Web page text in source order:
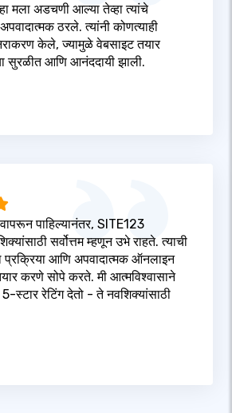
मला अडचणी आल्या तेव्हा त्यांचे
ठरले. त्यांनी कोणत्याही
केले, ज्यामुळे वेबसाइट तयार
सुरळीत आणि आनंददायी झाली.
वापरून पाहिल्यानंतर, SITE123
सर्वोत्तम म्हणून उभे राहते. त्याची
आणि अपवादात्मक ऑनलाइन
करणे सोपे करते. मी आत्मविश्वासाने
स्टार रेटिंग देतो - ते नवशिक्यांसाठी